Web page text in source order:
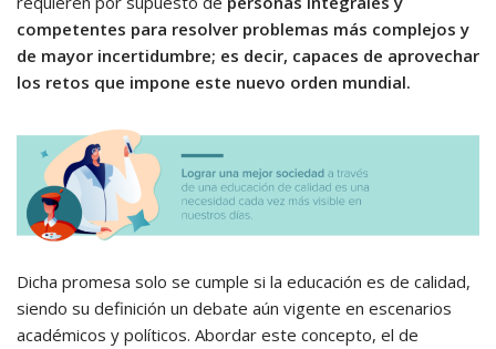
competentes para resolver problemas más complejos y
de mayor incertidumbre; es decir, capaces de aprovechar
los retos que impone este nuevo orden mundial.
Dicha promesa solo se cumple si la educación es de calidad,
siendo su definición un debate aún vigente en escenarios
académicos y políticos. Abordar este concepto, el de